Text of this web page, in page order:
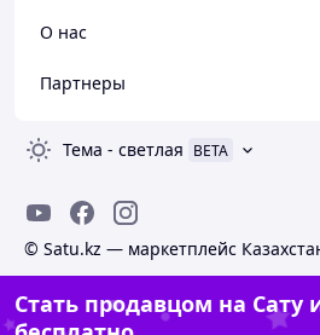
О нас
Партнеры
Тема - светлая BETA
© Satu.kz — маркетплейс
Стать продавцом на Сату